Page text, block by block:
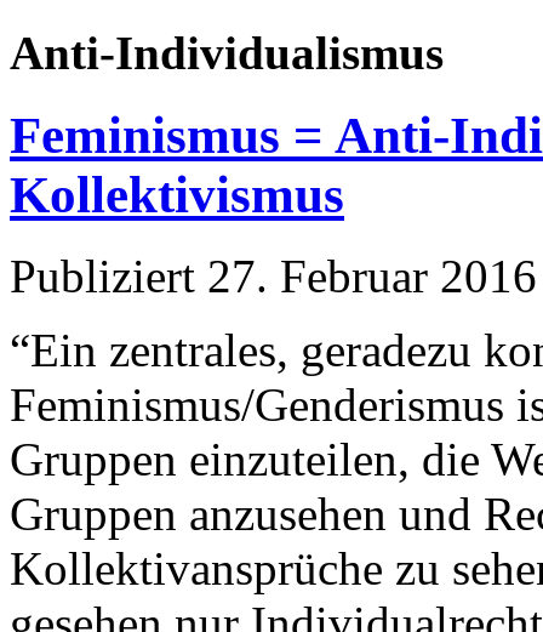
Anti-Individualismus
Feminismus = Anti-
Kollektivismus
Publiziert 27. Februar 2016
“Ein zentrales, geradezu
Feminismus/Genderismus
Gruppen einzuteilen, die
Gruppen anzusehen und
Kollektivansprüche zu